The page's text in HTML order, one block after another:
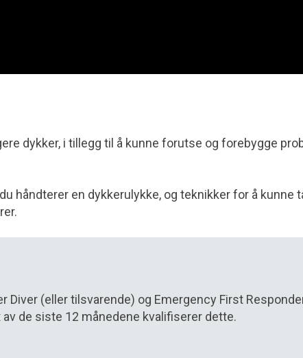
dykker, i tillegg til å kunne forutse og forebygge
håndterer en dykkerulykke, og teknikker for å kunne
Diver (eller tilsvarende) og Emergency First
de siste 12 månedene kvalifiserer dette.